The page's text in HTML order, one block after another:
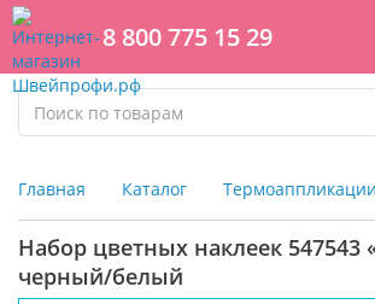
8 800 775 15 29
Главная Каталог
Набор цветных наклеек 547543
черный/белый